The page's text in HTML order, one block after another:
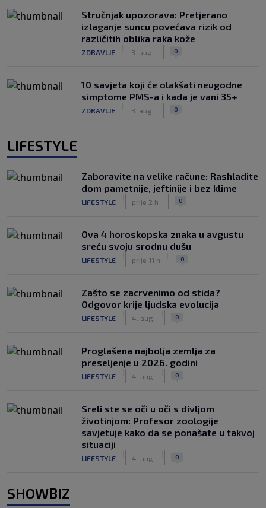
Stručnjak upozorava: Pretjerano
izlaganje suncu povećava rizik od
različitih oblika raka kože
ZDRAVLJE 3. aug. 0
10 savjeta koji će olakšati neugodne
simptome PMS-a i kada je vani 35+
ZDRAVLJE 3. aug. 0
LIFESTYLE
Zaboravite na velike račune: Rashladite
dom pametnije, jeftinije i bez klime
LIFESTYLE prije 2 h 0
Ova 4 horoskopska znaka u avgustu
sreću svoju srodnu dušu
LIFESTYLE prije 11 h 0
Zašto se zacrvenimo od stida?
Odgovor krije ljudska evolucija
LIFESTYLE 4. aug. 0
Proglašena najbolja zemlja za
preseljenje u 2026. godini
LIFESTYLE 4. aug. 0
Sreli ste se oči u oči s divljom
životinjom: Profesor zoologije
savjetuje kako da se ponašate u takvoj
situaciji
LIFESTYLE 4. aug. 0
SHOWBIZ